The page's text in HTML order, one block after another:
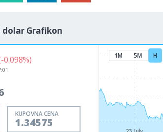
dolar Grafikon
0.098%)
KUPOVNA CENA
1.34575
1M 5M H